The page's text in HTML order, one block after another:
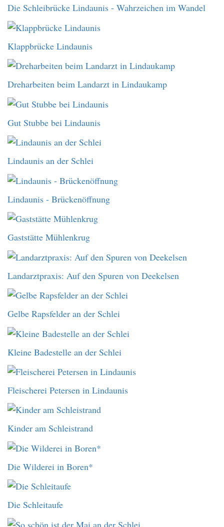
Die Schleibrücke Lindaunis - Wahrzeichen im Wandel
Klappbrücke Lindaunis
Dreharbeiten beim Landarzt in Lindaukamp
Gut Stubbe bei Lindaunis
Lindaunis an der Schlei
Lindaunis - Brückenöffnung
Gaststätte Mühlenkrug
Landarztpraxis: Auf den Spuren von Deekelsen
Gelbe Rapsfelder an der Schlei
Kleine Badestelle an der Schlei
Fleischerei Petersen in Lindaunis
Kinder am Schleistrand
Die Wilderei in Boren*
Die Schleitaufe